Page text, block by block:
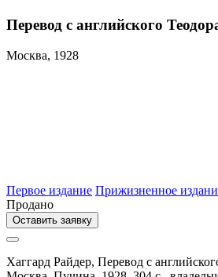
Перевод с английского
Москва, 1928
Первое издание Прижизненное
Продано
Оставить заявку
Хаггард Райдер, Перевод с